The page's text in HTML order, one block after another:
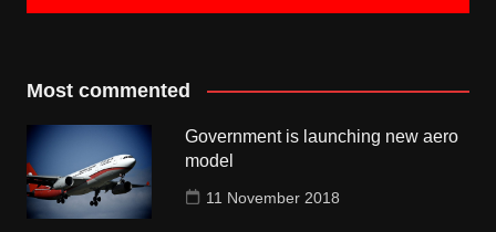
Most commented
Government is launching new aero
model
11 November 2018